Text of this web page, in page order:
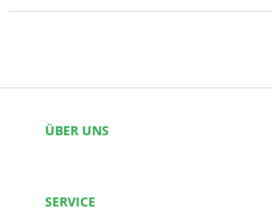
ÜBER UNS
SERVICE